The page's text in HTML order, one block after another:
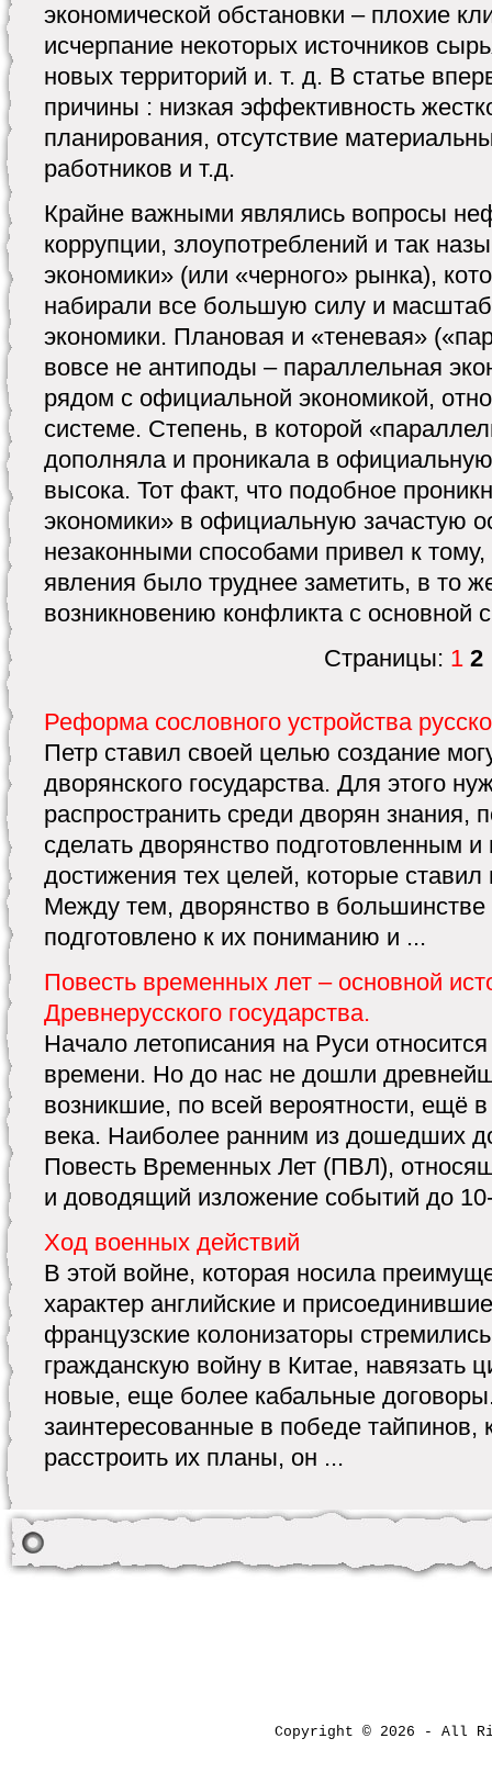
экономической обстановки – плохие
исчерпание некоторых источников
новых территорий и. т. д. В статье
причины : низкая эффективность
планирования, отсутствие
работников и т.д.
Крайне важными являлись вопросы
коррупции, злоупотреблений и так
экономики» (или «черного» рынка),
набирали все большую силу и
экономики. Плановая и «теневая»
вовсе не антиподы – параллельная
рядом с официальной экономикой,
системе. Степень, в которой
дополняла и проникала в
высока. Тот факт, что подобное
экономики» в официальную зачастую
незаконными способами привел к
явления было труднее заметить, в то
возникновению конфликта с основной
Страницы: 1 2
Реформа сословного устройства
Петр ставил своей целью создание
дворянского государства. Для этого
распространить среди дворян знания,
сделать дворянство подготовленным
достижения тех целей, которые
Между тем, дворянство в
подготовлено к их пониманию и ...
Повесть временных лет – основной
Древнерусского государства.
Начало летописания на Руси
времени. Но до нас не дошли
возникшие, по всей вероятности, ещё
века. Наиболее ранним из дошедших
Повесть Временных Лет (ПВЛ),
и доводящий изложение событий до 10-
Ход военных действий
В этой войне, которая носила
характер английские и
французские колонизаторы
гражданскую войну в Китае, навязать
новые, еще более кабальные
заинтересованные в победе тайпинов,
расстроить их планы, он ...
Copyright © 2026 - All